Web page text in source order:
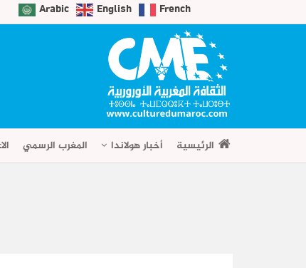
Arabic English French
الرئيسية أخبار هولاندا المغرب الرسمي